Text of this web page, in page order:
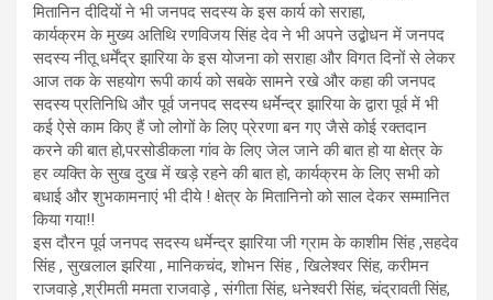
मितानिन दीदियों ने भी जनपद सदस्य के इस कार्य को सराहा,
कार्यक्रम के मुख्य अतिथि रणविजय सिंह देव ने भी अपने उद्बोधन में जनपद
सदस्य नीतू धर्मेंद्र झारिया के इस योजना को सराहा और विगत दिनों से लेकर
आज तक के सहयोग रूपी कार्य को सबके सामने रखे और कहा की जनपद
सदस्य प्रतिनिधि और पूर्व जनपद सदस्य धर्मेन्द्र झारिया के द्वारा पूर्व में भी
कई ऐसे काम किए हैं जो लोगों के लिए प्रेरणा बन गए जैसे कोई रक्तदान
करने की बात हो,परसोडीकला गांव के लिए जेल जाने की बात हो या क्षेत्र के
हर व्यक्ति के सुख दुख में खड़े रहने की बात हो, कार्यक्रम के लिए सभी को
बधाई और शुभकामनाएं भी दीये ! क्षेत्र के मितानिनो को साल देकर सम्मानित
किया गया!!
इस दौरन पूर्व जनपद सदस्य धर्मेन्द्र झारिया जी ग्राम के काशीम सिंह ,सहदेव
सिंह , सुखलाल झरिया , मानिकचंद, शोभन सिंह , खिलेश्वर सिंह, करीमन
राजवाड़े ,श्रीमती ममता राजवाड़े , संगीता सिंह, धनेश्वरी सिंह, चंद्रावती सिंह,